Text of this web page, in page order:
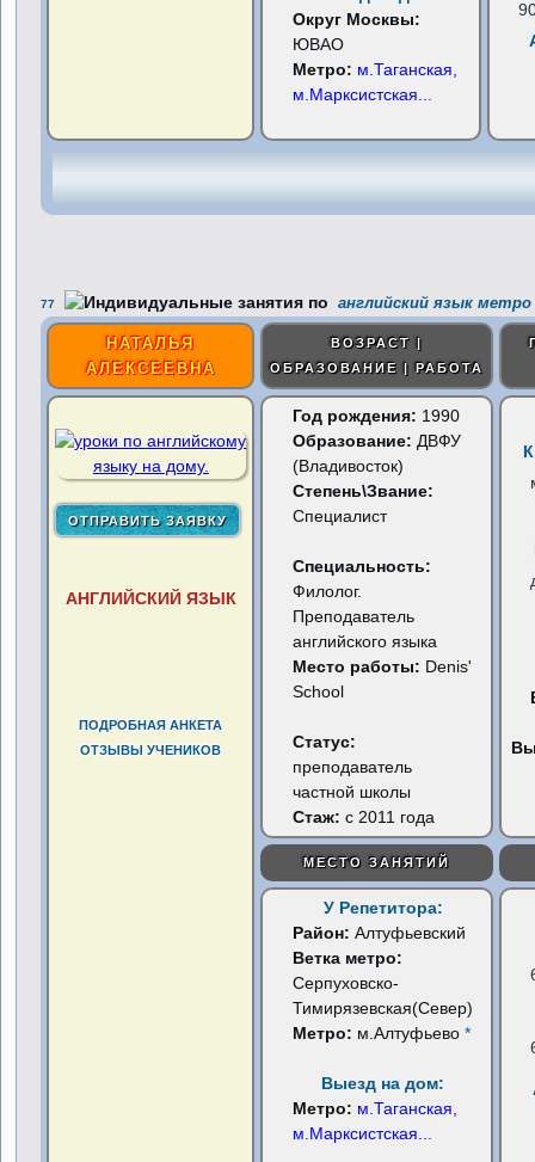
Округ Москвы:
ЮВАО
Метро: м.Таганская,
м.Марксистская
77 английский язык
НАТАЛЬЯ
АЛЕКСЕЕВНА
ВОЗРАСТ |
ОБРАЗОВАНИЕ | РАБОТА
АНГЛИЙСКИЙ ЯЗЫК
ПОДРОБНАЯ АНКЕТА
ОТЗЫВЫ УЧЕНИКОВ
Год рождения: 1990
Образование: ДВФУ
(Владивосток)
Степень\Звание:
Специалист
Специальность:
Филолог.
Преподаватель
английского языка
Место работы: Denis'
School
Статус:
преподаватель
частной школы
Стаж: с 2011 года
МЕСТО ЗАНЯТИЙ
У Репетитора:
Район:Алтуфьевский
Ветка метро:
Серпуховско-
Тимирязевская(Север)
Метро: м.Алтуфьево*
Выезд на дом:
Метро: м.Таганская,
м.Марксистская